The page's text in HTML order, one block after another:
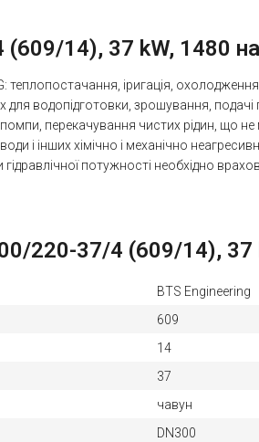
14), 37 kW, 1480
теплопостачання, іригація,
водопідготовки, зрошування,
помпи, перекачування чистих рідин, що
і інших хімічно і механічно
потужності необхідно
220-37/4 (609/14),
BTS Engineering
609
14
37
чавун
DN300